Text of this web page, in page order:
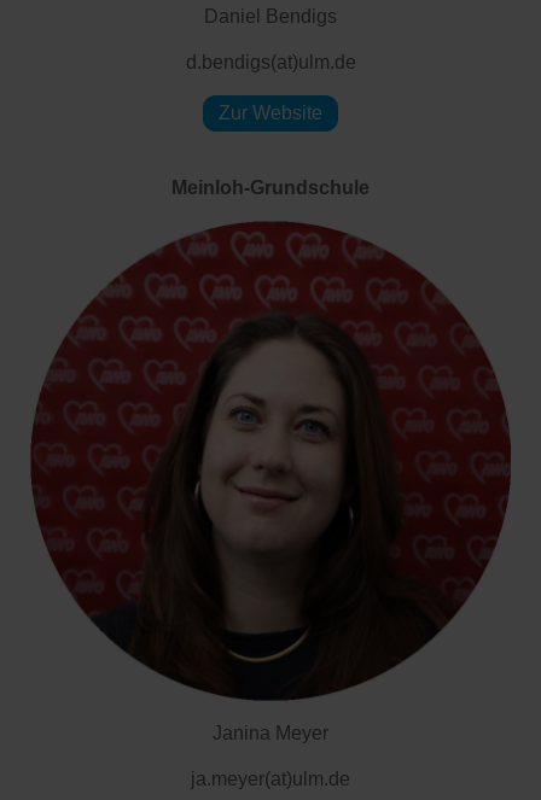
Daniel Bendigs
d.bendigs(at)ulm.de
Zur Website
Meinloh-Grundschule
Janina Meyer
ja.meyer(at)ulm.de